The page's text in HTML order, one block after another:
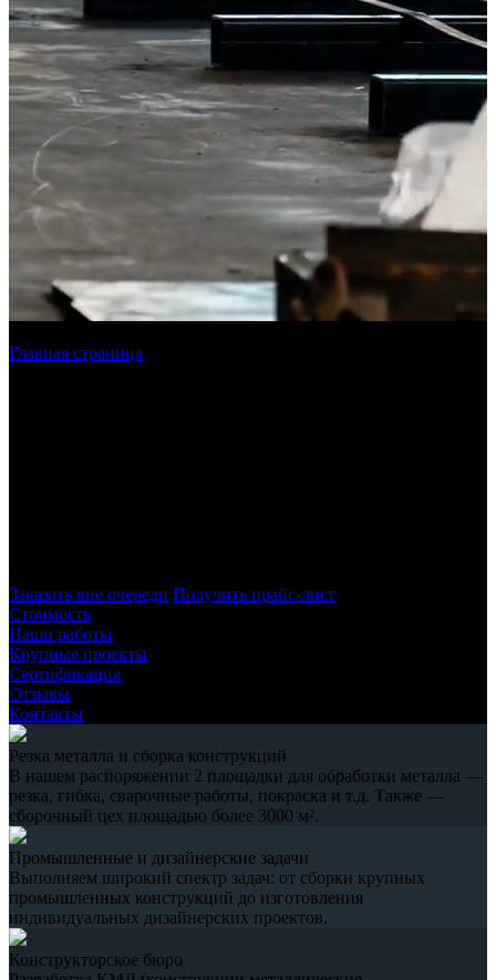
Главная страница
Заказать вне очереди Получить прайс-лист
Стоимость
Наши работы
Крупные проекты
Сертификация
Отзывы
Контакты
Резка металла и сборка конструкций
В нашем распоряжении 2 площадки для обработки металла —
резка, гибка, сварочные работы, покраска и т.д. Также —
сборочный цех площадью более 3000 м².
Промышленные и дизайнерские задачи
Выполняем широкий спектр задач: от сборки крупных
промышленных конструкций до изготовления
индивидуальных дизайнерских проектов.
Конструкторское бюро